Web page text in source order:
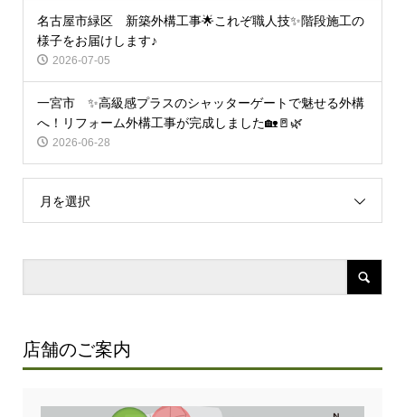
名古屋市緑区 新築外構工事🌟これぞ職人技✨階段施工の
様子をお届けします♪
2026-07-05
一宮市 ✨高級感プラスのシャッターゲートで魅せる外構
へ！リフォーム外構工事が完成しました🏡🚪🌿
2026-06-28
月を選択
店舗のご案内